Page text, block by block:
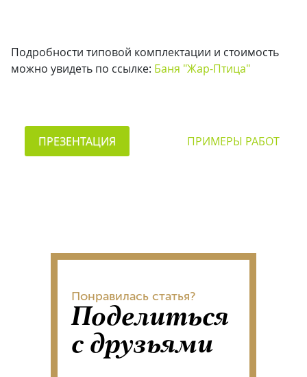
Подробности типовой комплектации и стоимость
можно увидеть по ссылке: Баня "Жар-Птица"
ПРЕЗЕНТАЦИЯ ПРИМЕРЫ РАБОТ
Понравилась статья?
Поделиться
с друзьями